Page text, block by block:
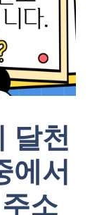
달천
에서
소